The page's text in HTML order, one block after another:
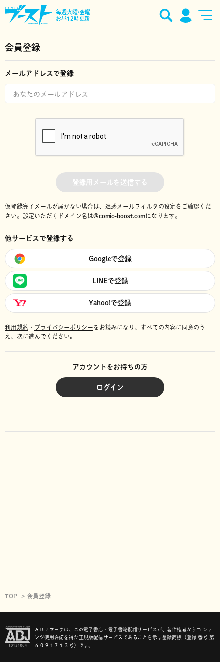
毎週火曜•金曜
お昼12時更新
会員登録
メールアドレスで登録
登録用メールを送信する
仮登録完了メールが届かない場合は、迷惑メールフィルタの設定をご確認くだ
さい。 設定いただくドメイン名は@comic-boost.comになります。
他サービスで登録する
Googleで登録
LINEで登録
Yahoo!で登録
利用規約 ・ プライバシーポリシーをお読みになり、 すべての内容に同意のう
え、次に進んでください。
アカウントをお持ちの方
ログイン
TOP 会員登録
ＡＢＪマークは、この電子書店・電子書籍配信サービスが、著作権者からコ ンテ
ンツ使用許諾を得た正規版配信サービスであることを示す登録商標（登録 番号 第
６０９１７１３号）です。